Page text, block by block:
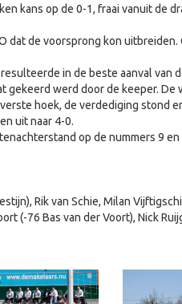
kans op de 0-1, fraai vanuit de
dat de voorsprong kon uitbreiden.
in de beste aanval van
gekeerd werd door de keeper. De
hoek, de verdediging stond
uit naar 4-0.
op de nummers 9
Rik van Schie, Milan
(-76 Bas van der Voort), Nick